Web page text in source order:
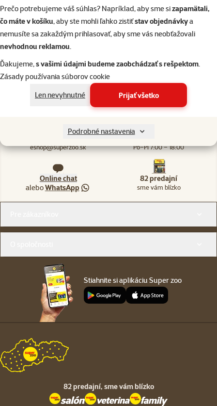
Prečo potrebujeme váš súhlas? Napríklad, aby sme sizapamätali,
čo máte v košíku, aby ste mohli ľahko zistiťstav objednávkya
nemusíte sa zakaždým prihlasovať, aby sme vás neobťažovali
nevhodnou reklamou.
Ďakujeme,s vašimi údajmi budeme zaobchádzať s rešpektom.
Zásady používania súborov cookie
Len nevyhnutné
Prijať všetko
Podrobné nastavenia
82 predajní, sme blízko vás
Naši odborníci v predajni sú vám vždy k dispozícii, aby vám
eshop@superzoo.sk Po–Pi 7:00 – 18:00
Online chat
aleboWhatsApp
82 predajní
sme vám blízko
Stiahnite si aplikáciu Super zoo
82 predajní, sme vám blízko